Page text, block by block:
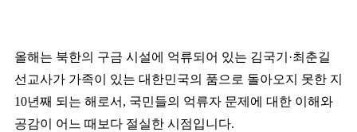
올해는 북한의 구금 시설에 억류되어 있는 김국기 ·최춘길
선교사가 가족이 있는 대한민국의 품으로 돌아오지 못한 지
10년째 되는 해로서 , 국민들의 억류자 문제에 대한 이해와
공감이 어느 때보다 절실한 시점입니다.